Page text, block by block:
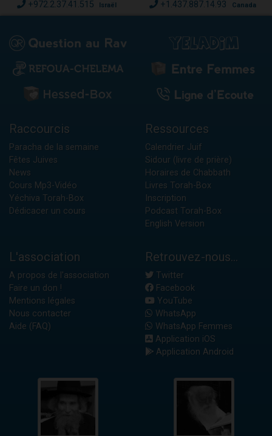
+972.2.37.41.515 Israël +1.437.887.14.93 Canada
Raccourcis
Paracha de la semaine
Fêtes Juives
News
Cours Mp3-Vidéo
Yéchiva Torah-Box
Dédicacer un cours
Ressources
Calendrier Juif
Sidour (livre de prière)
Horaires de Chabbath
Livres Torah-Box
Inscription
Podcast Torah-Box
English Version
L'association
A propos de l'association
Faire un don !
Mentions légales
Nous contacter
Aide (FAQ)
Retrouvez-nous...
Twitter
Facebook
YouTube
WhatsApp
WhatsApp Femmes
Application iOS
Application Android